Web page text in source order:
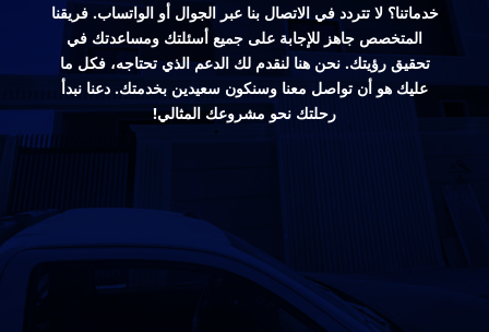
خدماتنا؟ لا تتردد في الاتصال بنا عبر الجوال أو الواتساب. فريقنا
المتخصص جاهز للإجابة على جميع أسئلتك ومساعدتك في
تحقيق رؤيتك. نحن هنا لنقدم لك الدعم الذي تحتاجه، فكل ما
عليك هو أن تواصل معنا وسنكون سعيدين بخدمتك. دعنا نبدأ
رحلتك نحو مشروعك المثالي!